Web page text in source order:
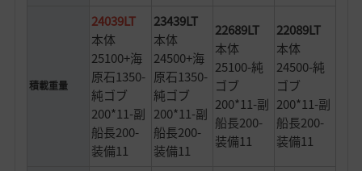
積載重量
24039LT
本体
25100+海
原石1350-
純ゴブ
200*11-副
船長200-
装備11
23439LT
本体
24500+海
原石1350-
純ゴブ
200*11-副
船長200-
装備11
22689LT
本体
25100-純
ゴブ
200*11-副
船長200-
装備11
22089LT
本体
24500-純
ゴブ
200*11-副
船長200-
装備11